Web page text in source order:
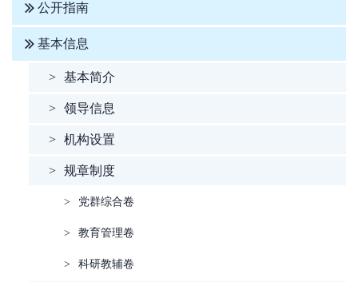
公开指南
基本信息
> 基本简介
> 领导信息
> 机构设置
> 规章制度
> 党群综合卷
> 教育管理卷
> 科研教辅卷